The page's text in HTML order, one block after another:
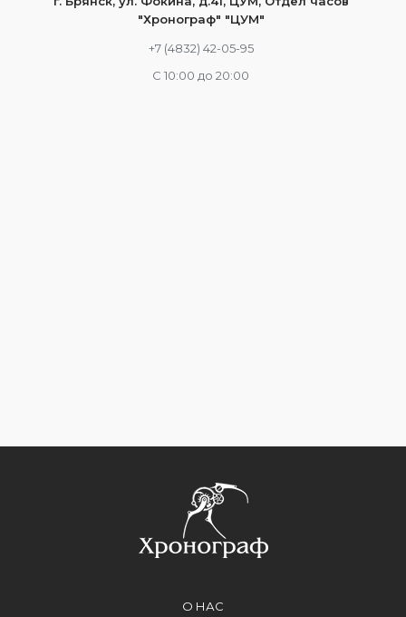
"Хронограф" "ЦУМ"
+7 (4832) 42-05-95
С 10:00 до 20:00
О НАС